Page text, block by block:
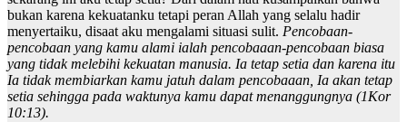
bukan karena kekuatanku tetapi peran Allah yang selalu hadir
menyertaiku, disaat aku mengalami situasi sulit. Pencobaan-
pencobaan yang kamu alami ialah pencobaaan-pencobaan biasa
yang tidak melebihi kekuatan manusia. Ia tetap setia dan karena itu
Ia tidak membiarkan kamu jatuh dalam pencobaaan, Ia akan tetap
setia sehingga pada waktunya kamu dapat menanggungnya (1Kor
10:13).